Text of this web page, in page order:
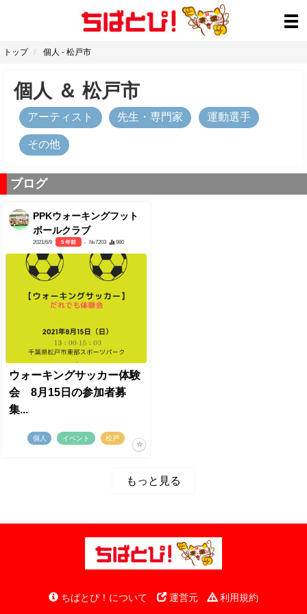
トップ 個人 - 松戸市
個人 ＆ 松戸市
アーティスト 先生・専門家 運動選手
その他
ブログ
PPKウォーキングフット
ボールクラブ
2021/6/9 5 年前 - №7203 980
ウォーキングサッカー体験
会 8月15日の参加者募
集...
個人 イベント 松戸
もっと見る
ちばとぴ！について 運営元
利用規約